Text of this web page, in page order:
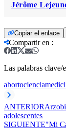
Jérôme
Copiar el enlace
Compartir en :
Las palabras clave/
abortociencia
ANTERIOR
adolescentes
SIGUIENTE"Mi